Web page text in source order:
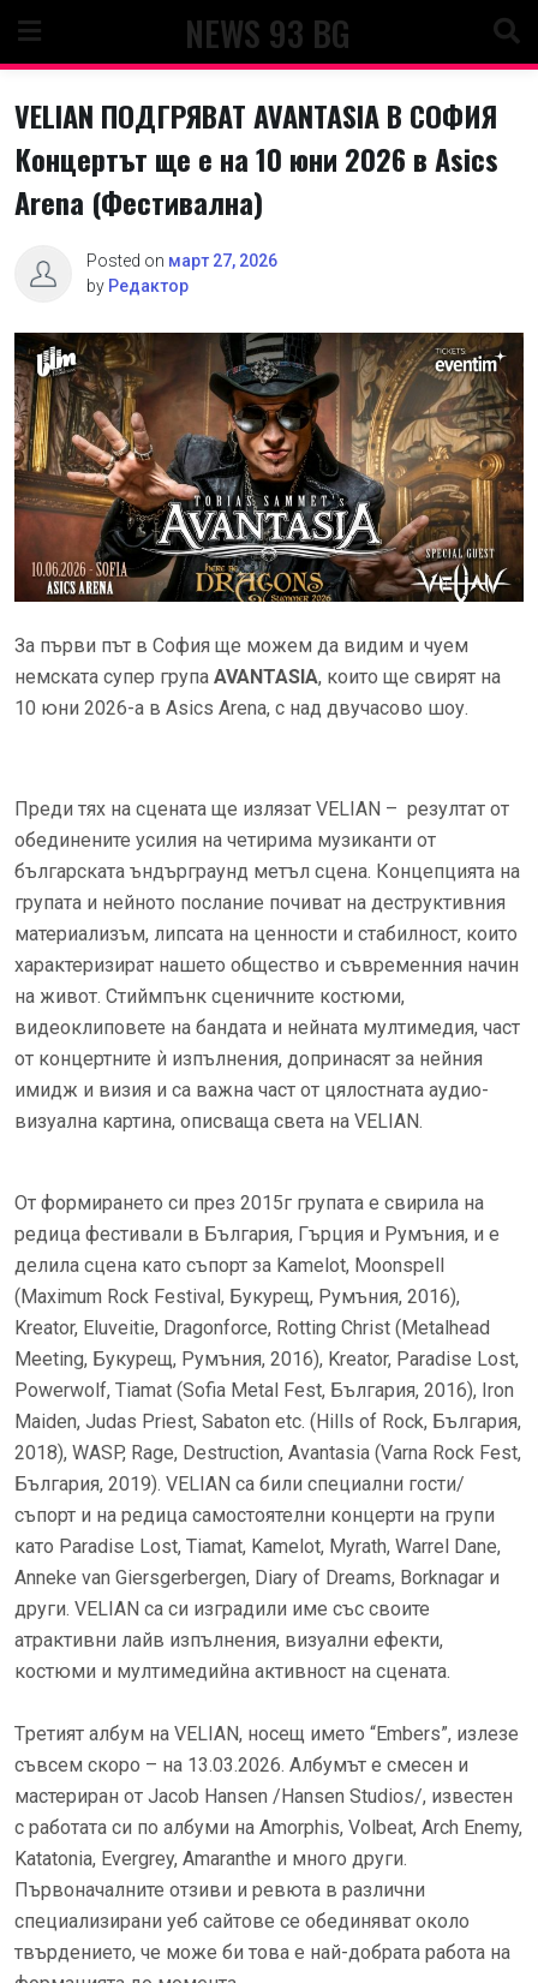
content
NEWS 93 BG
VELIAN ПОДГРЯВАТ AVANTASIA В СОФИЯ
Концертът ще е на 10 юни 2026 в Asics
Arena (Фестивална)
Posted on март 27, 2026
by Редактор
За първи път в София ще можем да видим и чуем
немската супер група AVANTASIA, които ще свирят на
10 юни 2026-а в Asics Arena, с над двучасово шоу.
Преди тях на сцената ще излязат VELIAN – резултат от
обединените усилия на четирима музиканти от
българската ъндърграунд метъл сцена. Концепцията на
групата и нейното послание почиват на деструктивния
материализъм, липсата на ценности и стабилност, които
характеризират нашето общество и съвременния начин
на живот. Стиймпънк сценичните костюми,
видеоклиповете на бандата и нейната мултимедия, част
от концертните ѝ изпълнения, допринасят за нейния
имидж и визия и са важна част от цялостната аудио-
визуална картина, описваща света на VELIAN.
От формирането си през 2015г групата е свирила на
редица фестивали в България, Гърция и Румъния, и е
делила сцена като съпорт за Kamelot, Moonspell
(Maximum Rock Festival, Букурещ, Румъния, 2016),
Kreator, Eluveitie, Dragonforce, Rotting Christ (Metalhead
Meeting, Букурещ, Румъния, 2016), Kreator, Paradise Lost,
Powerwolf, Tiamat (Sofia Metal Fest, България, 2016), Iron
Maiden, Judas Priest, Sabaton etc. (Hills of Rock, България,
2018), WASP, Rage, Destruction, Avantasia (Varna Rock Fest,
България, 2019). VELIAN са били специални гости/
съпорт и на редица самостоятелни концерти на групи
като Paradise Lost, Tiamat, Kamelot, Myrath, Warrel Dane,
Anneke van Giersgerbergen, Diary of Dreams, Borknagar и
други. VELIAN са си изградили име със своите
атрактивни лайв изпълнения, визуални ефекти,
костюми и мултимедийна активност на сцената.
Tретият албум на VELIAN, носещ името “Embers”, излезе
съвсем скоро – на 13.03.2026. Албумът е смесен и
мастериран от Jacob Hansen /Hansen Studios/, известен
с работата си по албуми на Amorphis, Volbeat, Arch Enemy,
Katatonia, Evergrey, Amaranthe и много други.
Първоначалните отзиви и ревюта в различни
специализирани уеб сайтове се обединяват около
твърдението, че може би това е най-добрата работа на